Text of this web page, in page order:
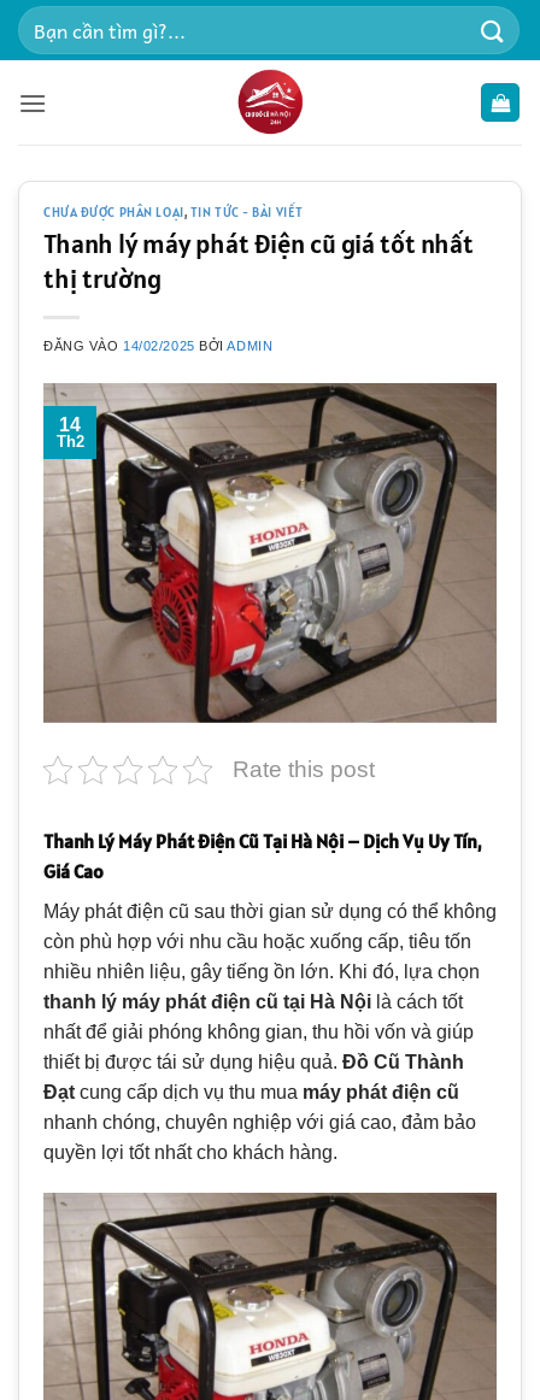
Bỏ
qua
dung
Tìm
kiếm:
CHƯA ĐƯỢC PHÂN LOẠI, TIN TỨC - BÀI VIẾT
Thanh lý máy phát điện cũ giá tốt nhất
thị trường
ĐĂNG VÀO 14/02/2025 BỞIADMIN
14
Th2
Rate this post
Thanh Lý Máy Phát Điện Cũ Tại Hà Nội – Dịch Vụ Uy Tín,
Giá Cao
Máy phát điện cũ sau thời gian sử dụng có thể không
còn phù hợp với nhu cầu hoặc xuống cấp, tiêu tốn
nhiều nhiên liệu, gây tiếng ồn lớn. Khi đó, lựa chọn
thanh lý máy phát điện cũ tại Hà Nội là cách tốt
nhất để giải phóng không gian, thu hồi vốn và giúp
thiết bị được tái sử dụng hiệu quả. Đồ Cũ Thành
Đạt cung cấp dịch vụ thu mua máy phát điện cũ
nhanh chóng, chuyên nghiệp với giá cao, đảm bảo
quyền lợi tốt nhất cho khách hàng.